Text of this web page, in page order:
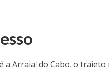
a Arraial do Cabo, o